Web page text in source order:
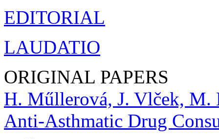
EDITORIAL
LAUDATIO
ORIGINAL PAPERS
H. Műllerová, J. Vlček, M.
Anti-Asthmatic Drug